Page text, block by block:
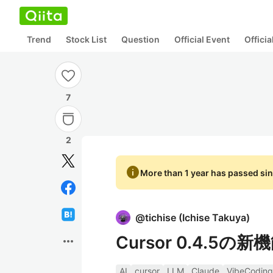
Trend Stock List Question Official Event
7
2
more_horiz
infoMore than 1 year has passed
@tichise (Ichise Takuya)
Cursor 0.4.5の新
AI cursor LLM Claude VibeCoding